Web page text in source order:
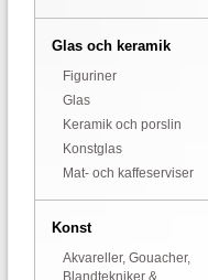
Glas och keramik
Figuriner
Glas
Keramik och porslin
Konstglas
Mat- och kaffeserviser
Konst
Akvareller, Gouacher,
Blandtekniker &